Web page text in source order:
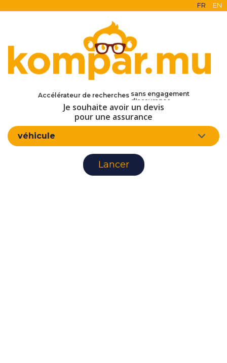
FR EN
Accélérateur de recherches
en ligne
d'assurance
Je souhaite avoir un devis
pour une assurance
véhicule
Lancer